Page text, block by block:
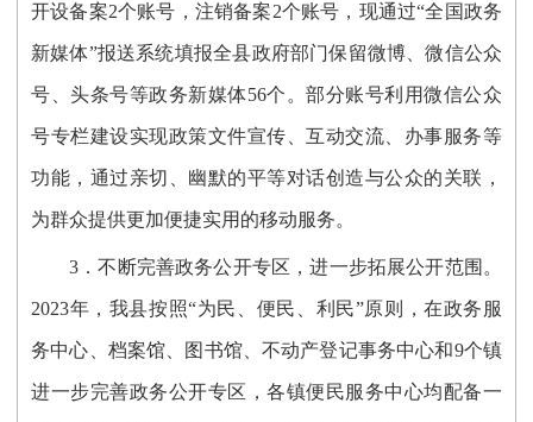
开设备案2个账号，注销备案2个账号， 现通过“全国政务
新媒体”报送系统填报全县政府部门保留微博、微信公众
号、头条号等政务新媒体56个。部分账号利用微信公众
号专栏建设实现政策文件宣传、互动交流、办事服务等
功能，通过亲切、幽默的平等对话创造与公众的关联，
为群众提供更加便捷实用的移动服务。
3 ．不断完善政务公开专区，进一步拓展公开范围。
2023年，我县按照“为民、便民、利民”原则，在政务服
务中心 、档案馆、图书馆、不动产登记事务中心和9个镇
进一步完善政务公开专区 ，各镇便民服务中心均配备一